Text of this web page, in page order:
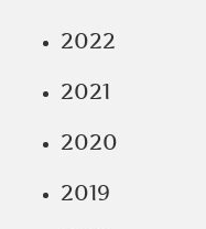
2022
2021
2020
2019